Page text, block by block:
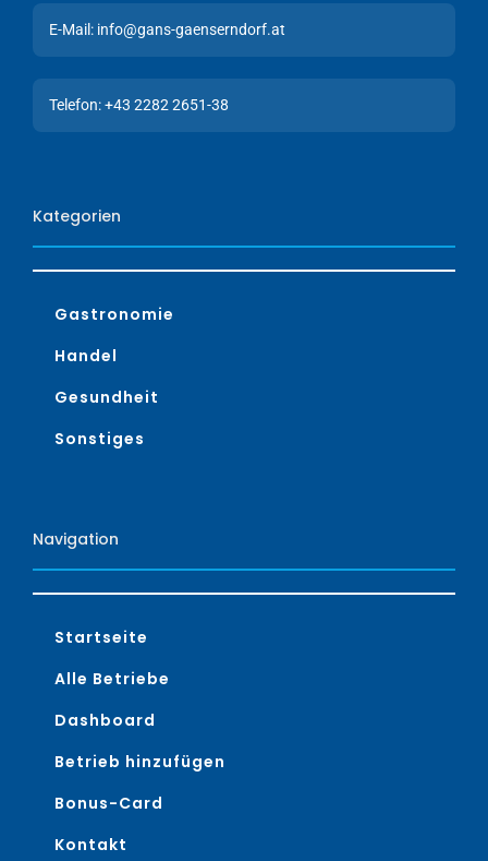
E-Mail: info@gans-gaenserndorf.at
Telefon: +43 2282 2651-38
Kategorien
Gastronomie
Handel
Gesundheit
Sonstiges
Navigation
Startseite
Alle Betriebe
Dashboard
Betrieb hinzufügen
Bonus-Card
Kontakt